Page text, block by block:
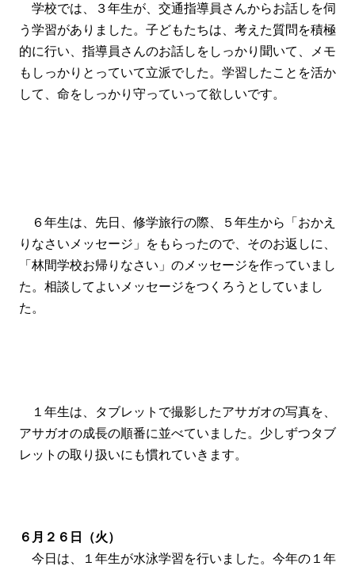
学校では、３年生が、交通指導員さんからお話しを伺
う学習がありました。子どもたちは、考えた質問を積極
的に行い、指導員さんのお話しをしっかり聞いて、メモ
もしっかりとっていて立派でした。学習したことを活か
して、命をしっかり守っていって欲しいです。
６年生は、先日、修学旅行の際、５年生から「おかえ
りなさいメッセージ」をもらったので、そのお返しに、
「林間学校お帰りなさい」のメッセージを作っていまし
た。相談してよいメッセージをつくろうとしていまし
た。
１年生は、タブレットで撮影したアサガオの写真を、
アサガオの成長の順番に並べていました。少しずつタブ
レットの取り扱いにも慣れていきます。
６月２６日（火）
今日は、１年生が水泳学習を行いました。今年の１年